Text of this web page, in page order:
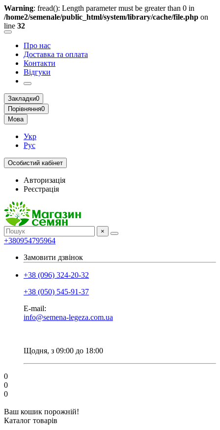
Warning: fread(): Length parameter must be greater than 0 in
/home2/semenale/public_html/system/library/cache/file.php on
line 32
Про нас
Доставка та оплата
Контакти
Відгуки
Закладки0
Порівняння0
Мова
Укр
Рус
Особистий кабінет
Авторизація
Реєстрація
×
+380954795964
Замовити дзвінок
+38 (096) 324-20-32
+38 (050) 545-91-37
E-mail:
info@semena-legeza.com.ua
Щодня, з 09:00 до 18:00
0
0
0
Ваш кошик порожній!
Каталог товарів